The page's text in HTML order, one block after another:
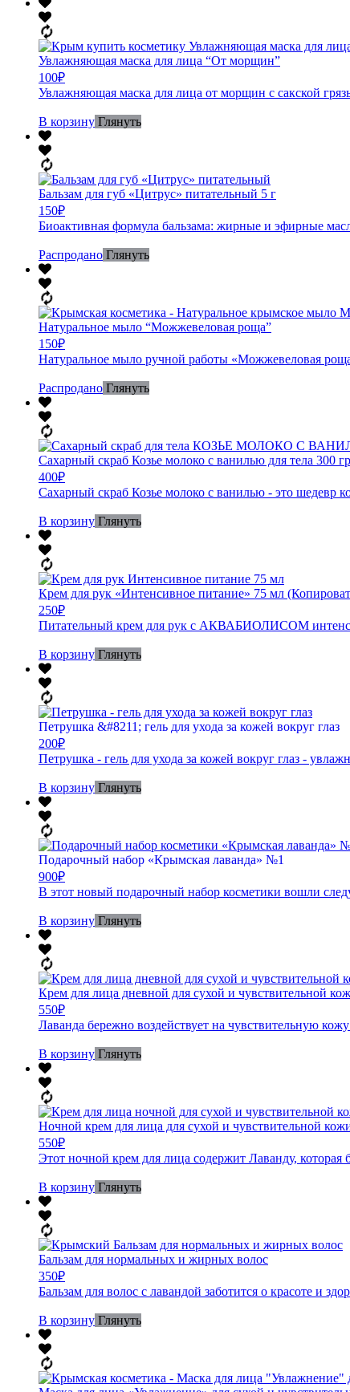
Увлажняющая маска для лица “От морщин”
100₽
Увлажняющая маска для лица от морщин с сакской
В корзину Глянуть
Бальзам для губ «Цитрус» питательный 5 г
150₽
Биоактивная формула бальзама: жирные и эфирные
Распродано Глянуть
Натуральное мыло “Можжевеловая роща”
150₽
Натуральное мыло ручной работы «Можжевеловая
Распродано Глянуть
Сахарный скраб Козье молоко с ванилью для тела 300 гр
400₽
Сахарный скраб Козье молоко с ванилью - это шедевр
В корзину Глянуть
Крем для рук «Интенсивное питание» 75 мл
250₽
Питательный крем для рук с АКВАБИОЛИСОМ
В корзину Глянуть
Петрушка &#8211; гель для ухода за кожей вокруг глаз
200₽
Петрушка - гель для ухода за кожей вокруг глаз -
В корзину Глянуть
Подарочный набор «Крымская лаванда» №1
900₽
В этот новый подарочный набор косметики вошли
В корзину Глянуть
Крем для лица дневной для сухой и чувствительной
550₽
Лаванда бережно воздействует на чувствительную
В корзину Глянуть
Ночной крем для лица для сухой и чувствительной
550₽
Этот ночной крем для лица содержит Лаванду, которая
В корзину Глянуть
Бальзам для нормальных и жирных волос
350₽
Бальзам для волос с лавандой заботится о красоте и
В корзину Глянуть